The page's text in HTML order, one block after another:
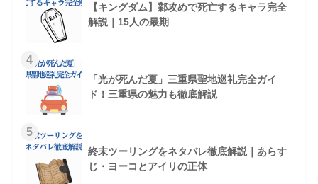
【キングダム】鄴攻めで死亡するキャラ完全
解説｜15人の最期
4
「光が死んだ夏」三重県聖地巡礼完全ガイ
ド！三重県の魅力も徹底解説
5
終末ツーリングをネタバレ徹底解説｜あらす
じ・ヨーコとアイリの正体